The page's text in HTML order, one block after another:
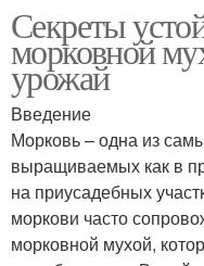
Секреты
морковной
урожай
Введение
Морковь – одна из
выращиваемых как в
на приусадебных
моркови часто
морковной мухой,